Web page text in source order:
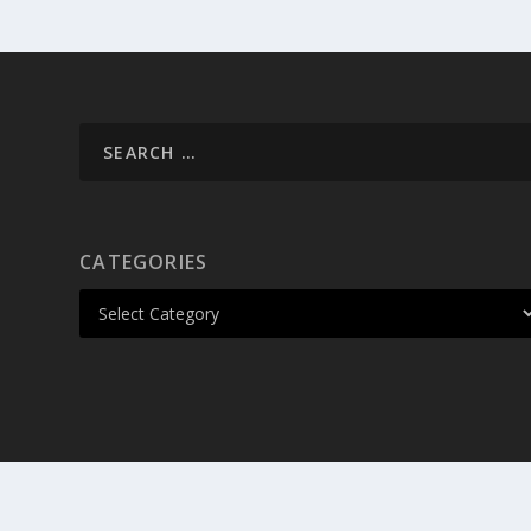
CATEGORIES